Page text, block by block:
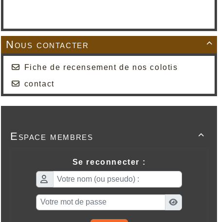

Nous contacter
Fiche de recensement de nos colotis
contact

Espace membres
Se reconnecter :